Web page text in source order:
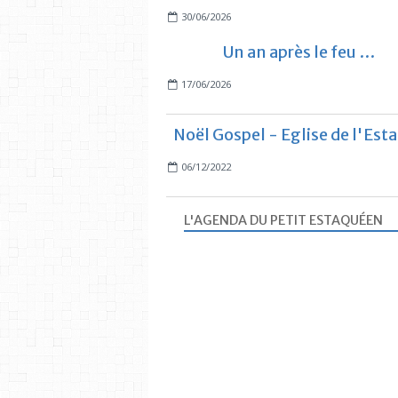
30/06/2026
Un an après le feu …
17/06/2026
Noël Gospel - Eglise de
06/12/2022
L'AGENDA DU PETIT ESTAQUÉEN